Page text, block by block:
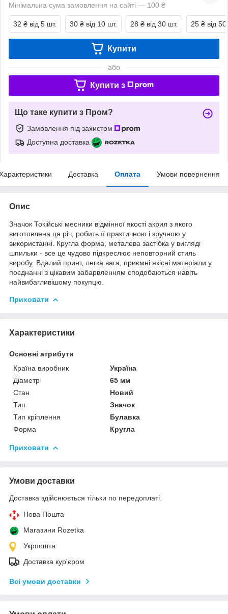
Мінімальна сума замовлення на сайті — 100 ₴
32 ₴ від 5 шт. 30 ₴ від 10 шт. 28 ₴ від 30 шт. 25 ₴ від
Купити
або
Купити з
Що таке купити з Пром?
Замовлення під захистом
Доступна доставка
Доставка Оплата Умови повернення
Опис
Значок Токійські месники відмінної якості акрил з якого
виготовлена ця річ, робить її практичною і зручною у
використанні. Кругла форма, металева застібка у вигляді
шпильки - все це чудово підкреслює неповторний стиль
виробу. Вдалий принт, легка вага, приємні якісні матеріали у
поєднанні з цікавим забарвленням сподобаються навіть
найвибагливішому покупцю.
Приховати
Характеристики
Основні атрибути
Країна виробник
Україна
Діаметр
65 мм
Стан
Новий
Тип
Значок
Тип кріплення
Булавка
Форма
Кругла
Приховати
Умови доставки
Доставка здійснюється тільки по передоплаті.
Нова Пошта
Магазини Rozetka
Укрпошта
Доставка кур'єром
Всі умови доставки